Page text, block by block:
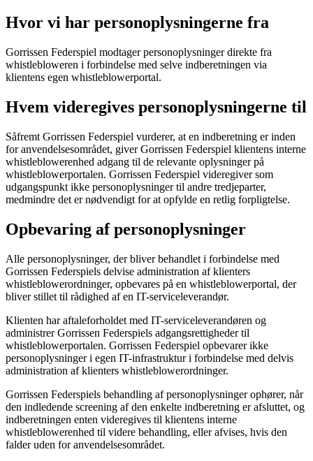
Hvor vi har personoplysningerne fra
Gorrissen Federspiel modtager personoplysninger direkte fra
whistlebloweren i forbindelse med selve indberetningen via
klientens egen whistleblowerportal.
Hvem videregives personoplysningerne til
Såfremt Gorrissen Federspiel vurderer, at en indberetning er inden
for anvendelsesområdet, giver Gorrissen Federspiel klientens interne
whistleblowerenhed adgang til de relevante oplysninger på
whistleblowerportalen. Gorrissen Federspiel videregiver som
udgangspunkt ikke personoplysninger til andre tredjeparter,
medmindre det er nødvendigt for at opfylde en retlig forpligtelse.
Opbevaring af personoplysninger
Alle personoplysninger, der bliver behandlet i forbindelse med
Gorrissen Federspiels delvise administration af klienters
whistleblowerordninger, opbevares på en whistleblowerportal, der
bliver stillet til rådighed af en IT-serviceleverandør.
Klienten har aftaleforholdet med IT-serviceleverandøren og
administrer Gorrissen Federspiels adgangsrettigheder til
whistleblowerportalen. Gorrissen Federspiel opbevarer ikke
personoplysninger i egen IT-infrastruktur i forbindelse med delvis
administration af klienters whistleblowerordninger.
Gorrissen Federspiels behandling af personoplysninger ophører, når
den indledende screening af den enkelte indberetning er afsluttet, og
indberetningen enten videregives til klientens interne
whistleblowerenhed til videre behandling, eller afvises, hvis den
falder uden for anvendelsesområdet.